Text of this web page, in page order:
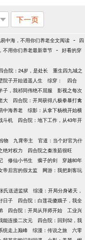
下一页
中海，不用你们养老全文阅读 -
四
不用你们养老最新章节 - 好看的穿
合院：24岁，是处长
重生四九城之
院子开始逍遥人生 综穿：
四合
子，我祁同伟绝不屈服
影视之每次
大
四合院：开局获得八极拳暴打禽
中海养老
综影：从拿下杨桃开始横
斗机
四合院：地下工作，从43年开
物 九霄帝主
官道：当个好官为什
绝对权力
四合院之秦淮茹很旺
修仙小书生 瘸子的剑
穿越80年
帝后宫的假太监
网游：我把刺客玩
氏送进监狱
综漫：开局分身诸天，
日子
四合院：白莲花傻娥子，我全
四合院：开局从拜师开始
工业兴
能连接二次元
四合院：回到52，我
统走上巅峰 综漫：传说之旅
六零